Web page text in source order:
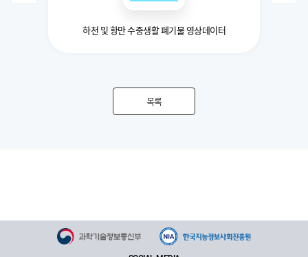
하천 및 항만 수중생활 폐기물 영상데이터
목록